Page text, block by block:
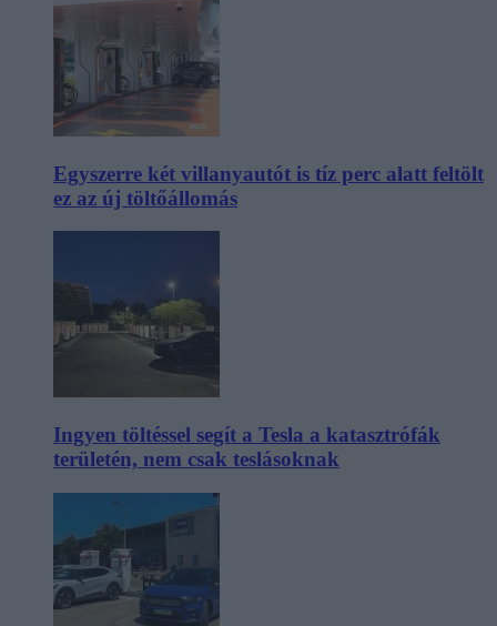
Egyszerre két villanyautót is tíz perc alatt feltölt
ez az új töltőállomás
Ingyen töltéssel segít a Tesla a katasztrófák
területén, nem csak teslásoknak